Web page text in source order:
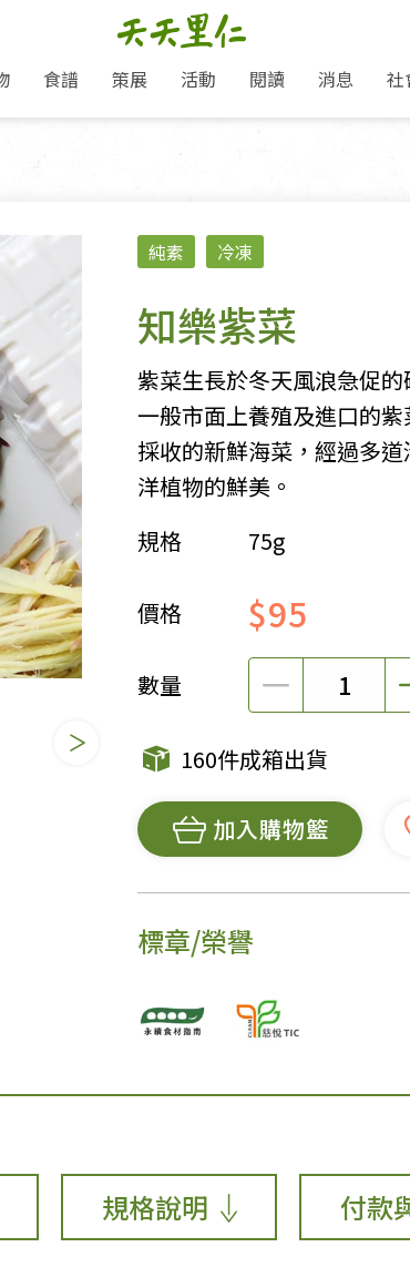
超值好物特惠
熱銷人氣產品推薦
經典必買推薦
史瓦帝尼文化節
熟食料理/調理包
包子饅頭/麵點
粽子/蘿蔔糕/年糕
素鬆/醬菜
甜品/冰品
麵包/糕點
衣飾鞋包
女裝
女內著居家
男裝
男內著居家
毛巾/浴巾/手帕
帽/口罩/配件/包包
文具禮品/
燈/燃燈油
食譜
主食 沙拉
湯品
策展
作夥利他 加入水滴會員
「里仁誠食市集」永續新體驗
減塑 一起來！
綠色保育-我們的田, 牠們的家
里仁「史瓦帝尼文化節」
活動
產品推薦
閱讀
減塑微革命
少或無添加
友善耕作
支持弱勢
永續飲食
消息
淨塑行動
生態保育
公益支持
獲獎肯定
聯名合作
社
蔬果把關
卡
載
人才招募
純素 冷凍
知樂紫菜
紫菜生長於冬天風浪急促
一般市面上養殖及進口的
採收的新鮮海菜，經過多
洋植物的鮮美。
規格
75g
價格 $95
數量
160件成箱出貨
加入購物籃
標章/榮譽
規格說明 付款